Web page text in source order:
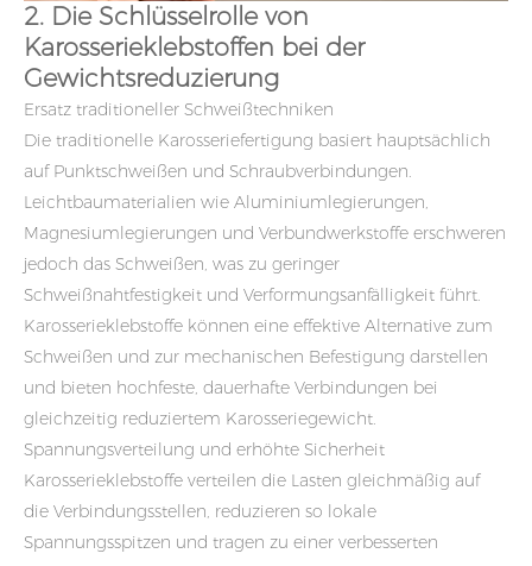
2. Die Schlüsselrolle von
Karosserieklebstoffen bei der
Gewichtsreduzierung
Ersatz traditioneller Schweißtechniken
Die traditionelle Karosseriefertigung basiert hauptsächlich
auf Punktschweißen und Schraubverbindungen.
Leichtbaumaterialien wie Aluminiumlegierungen,
Magnesiumlegierungen und Verbundwerkstoffe erschweren
jedoch das Schweißen, was zu geringer
Schweißnahtfestigkeit und Verformungsanfälligkeit führt.
Karosserieklebstoffe können eine effektive Alternative zum
Schweißen und zur mechanischen Befestigung darstellen
und bieten hochfeste, dauerhafte Verbindungen bei
gleichzeitig reduziertem Karosseriegewicht.
Spannungsverteilung und erhöhte Sicherheit
Karosserieklebstoffe verteilen die Lasten gleichmäßig auf
die Verbindungsstellen, reduzieren so lokale
Spannungsspitzen und tragen zu einer verbesserten